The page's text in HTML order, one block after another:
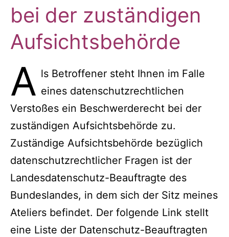
bei der zuständigen
Aufsichtsbehörde
A ls Betroffener steht Ihnen im Falle
eines datenschutzrechtlichen
Verstoßes ein Beschwerderecht bei der
zuständigen Aufsichtsbehörde zu.
Zuständige Aufsichtsbehörde bezüglich
datenschutzrechtlicher Fragen ist der
Landesdatenschutz-Beauftragte des
Bundeslandes, in dem sich der Sitz meines
Ateliers befindet. Der folgende Link stellt
eine Liste der Datenschutz-Beauftragten